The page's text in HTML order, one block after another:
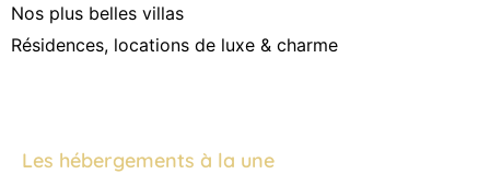
Nos plus belles villas
Résidences, locations de luxe & charme
Les hébergements à la une